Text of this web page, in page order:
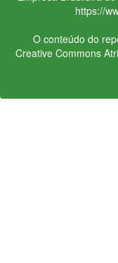
https://
O conteúdo do
Creative Commons